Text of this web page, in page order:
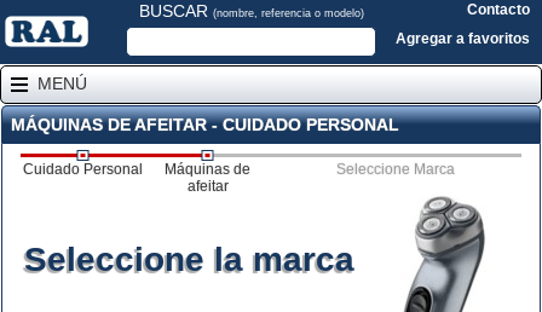
BUSCAR (nombre, referencia o modelo)
Contacto
Agregar a favoritos
MENÚ
MÁQUINAS DE AFEITAR - CUIDADO PERSONAL
Cuidado Personal
Máquinas de
afeitar
Seleccione Marca
Seleccione la marca